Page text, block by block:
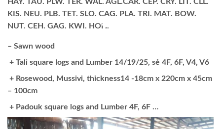
KIS. NEU. PLB. TET. SLO. CAG. PLA. TRI. MAT. BOW.
NUT. CEH. GAG. KWI. HOH.
– Sawn wood
+ Tali square logs and Lumber 14/19/25, sẻ 4F, 6F, V4, V6
+ Rosewood, Mussivi, thickness14 -18cm x 220cm x 45cm
– 100cm
+ Padouk square logs and Lumber 4F, 6F …